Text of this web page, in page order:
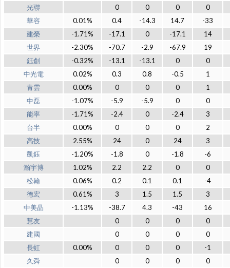
光聯
0 0 0
0
華容
0.01% 0.4 -14.3 14.7
-33
建榮
-1.71% -17.1 0 -17.1
14
世界
-2.30% -70.7 -2.9 -67.9
19
鈺創
-0.32% -13.1 -13.1 0
0
中光電
0.02% 0.3 0.8 -0.5
1
青雲
0.00% 0 0 0
1
中磊
-1.07% -5.9 -5.9 0
0
能率
-1.71% -2.4 0 -2.4
3
台半
0.00% 0 0 0
2
高技
2.55% 24 0 24
3
凱鈺
-1.20% -1.8 0 -1.8
-6
瀚宇博
1.02% 2.2 2.2 0
0
松翰
0.06% 0.2 0.1 0.1
-4
德宏
0.61% 3 1.5 1.5
3
中美晶
-1.13% -38.7 4.3 -43
16
慧友
0 0 0
0
建國
0 0 0
0
長虹
0.00% 0 0 0
-1
久舜
0 0 0
0